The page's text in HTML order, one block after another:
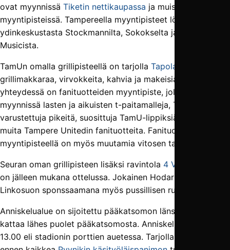
ovat myynnissä Tiketin nettikaupassa ja muissa
myyntipisteissä. Tampereella myyntipisteet löytyvät
ydinkeskustasta Stockmannilta, Sokokselta ja Swamp
Musicista.
TamUn omalla grillipisteellä on tarjolla Tapolan
grillimakkaraa, virvokkeita, kahvia ja makeisia. Samassa
yhteydessä on fanituotteiden myyntipiste, jolla on
myynnissä lasten ja aikuisten t-paitamalleja, TamU-logolla
varustettuja pikeitä, suosittuja TamU-lippiksiä sekä lukuisia
muita Tampere Unitedin fanituotteita. Fanituotteiden
myyntipisteellä on myös muutamia vitosen tarjouksia.
Seuran oman grillipisteen lisäksi ravintola 4 Vuodenaikaa
on jälleen mukana ottelussa. Jokainen Hodarin ostaja saa
Linkosuon sponssaamana myös pussillisen ruissipsejä.
Anniskelualue on sijoitettu pääkatsomon länsipäätyyn ja
kattaa lähes puolet pääkatsomosta. Anniskelu alkaa jo klo
13.00 eli stadionin porttien auetessa. Tarjolla on tietenkin